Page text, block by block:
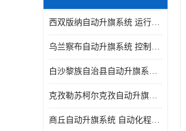
西双版纳自动升旗系统 运行平稳 功能强大
乌兰察布自动升旗系统 控制灵活 设计简单 灵活 提高工作效率
白沙黎族自治县自动升旗系统 操作简单 提高工作效率 安装简单
克孜勒苏柯尔克孜自动升旗系统 运行平稳 安装简单
商丘自动升旗系统 自动化程度高 提高工作效率